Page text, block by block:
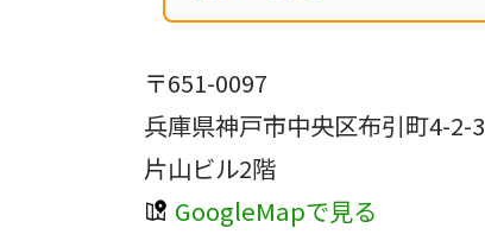
〒651-0097
兵庫県神戸市中央区布引町4-2-3
片山ビル2階
GoogleMapで見る